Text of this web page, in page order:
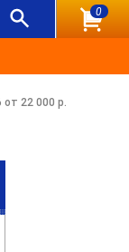
0
22 000 р.